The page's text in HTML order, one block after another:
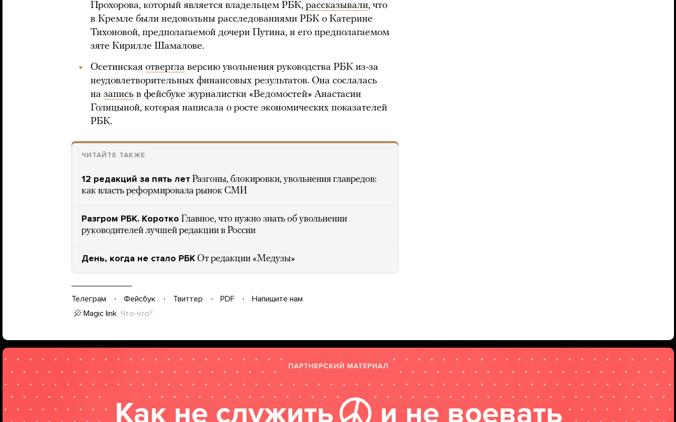
Прохорова, который является владельцем РБК, рассказывали, что
в Кремле были недовольны расследованиями РБК о Катерине
Тихоновой, предполагаемой дочери Путина, и его предполагаемом
зяте Кирилле Шамалове.
Осетинская отвергла версию увольнения руководства РБК из-за
неудовлетворительных финансовых результатов. Она сослалась
на запись в фейсбуке журналистки «Ведомостей» Анастасии
Голицыной, которая написала о росте экономических показателей
РБК.
ЧИТАЙТЕ ТАКЖЕ
12 редакций за пять лет Разгоны, блокировки, увольнения главредов:
как власть реформировала рынок СМИ
Разгром РБК. Коротко Главное, что нужно знать об увольнении
руководителей лучшей редакции в России
День, когда не стало РБК От редакции «Медузы»
Телеграм Фейсбук Твиттер PDF
Напишите нам
Magic link Что-что?